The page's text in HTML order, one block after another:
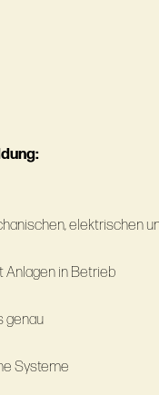
elektrischen
Anlagen in Betrieb
genau
Systeme